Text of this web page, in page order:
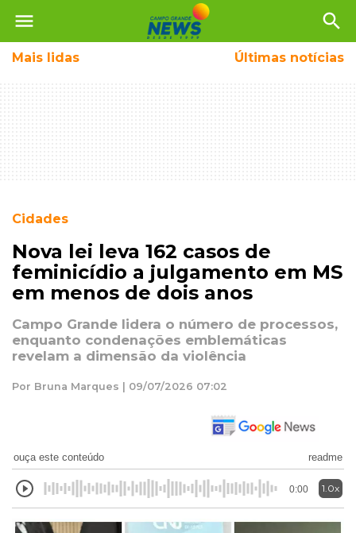
menu search
Mais lidas Últimas notícias
Cidades
Nova lei leva 162 casos de
feminicídio a julgamento em MS
em menos de dois anos
Campo Grande lidera o número de processos,
enquanto condenações emblemáticas
revelam a dimensão da violência
Por Bruna Marques | 09/07/2026 07:02
ouça este conteúdo readme
0:00 1.0x